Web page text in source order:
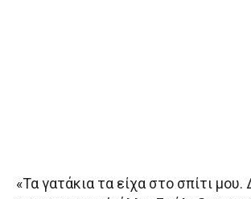
«Τα γατάκια τα είχα στο σπίτι